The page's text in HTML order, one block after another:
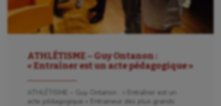
ATHLÉTISME – Guy Ontanon :
« Entraîner est un acte pédagogique »
ATHLÉTISME – Guy Ontanon : « Entraîner est un
acte pédagogique » Entraineur des plus grands